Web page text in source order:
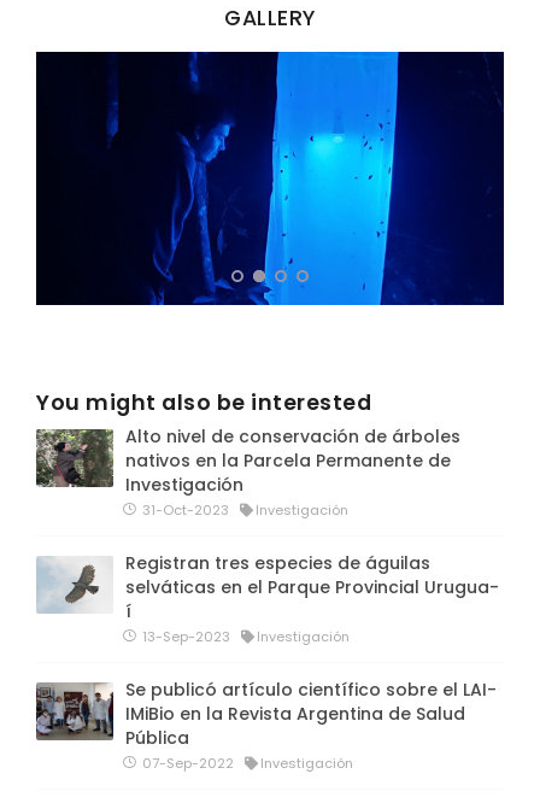
GALLERY
You might also be interested
Alto nivel de conservación de árboles
nativos en la Parcela Permanente de
Investigación
31-Oct-2023 Investigación
Registran tres especies de águilas
selváticas en el Parque Provincial Urugua-
í
13-Sep-2023 Investigación
Se publicó artículo científico sobre el LAI-
IMiBio en la Revista Argentina de Salud
Pública
07-Sep-2022 Investigación